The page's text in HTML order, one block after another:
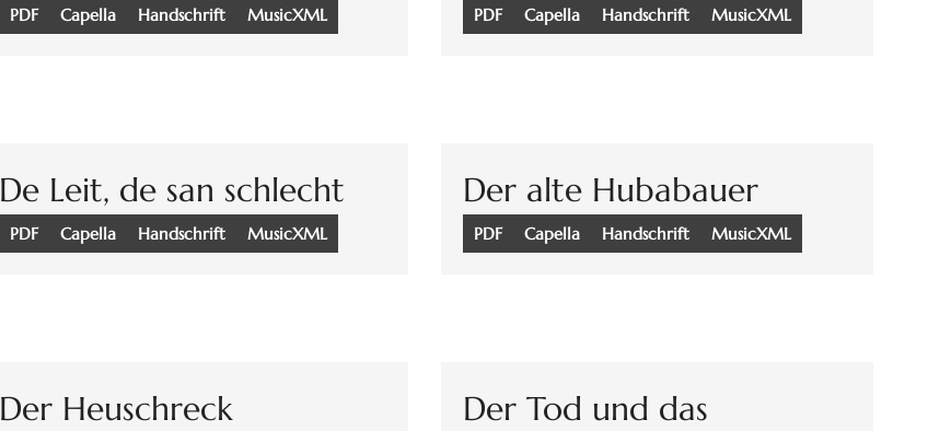
PDF Capella Handschrift MusicXML PDF Capella Handschrift MusicXML
De Leit, de san schlecht
PDF Capella Handschrift MusicXML
Der alte Hubabauer
PDF Capella Handschrift MusicXML
Der Heuschreck
Der Tod und das